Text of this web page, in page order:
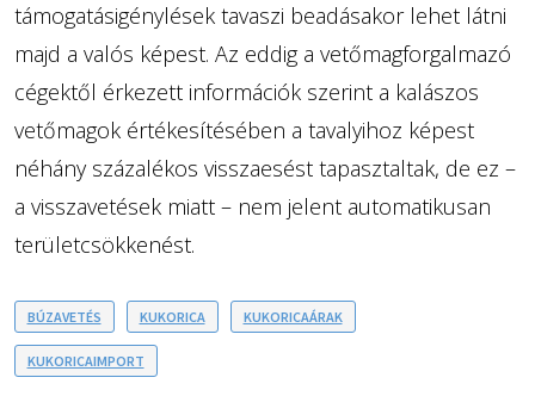
támogatásigénylések tavaszi beadásakor lehet látni
majd a valós képest. Az eddig a vetőmagforgalmazó
cégektől érkezett információk szerint a kalászos
vetőmagok értékesítésében a tavalyihoz képest
néhány százalékos visszaesést tapasztaltak, de ez –
a visszavetések miatt – nem jelent automatikusan
területcsökkenést.
BÚZAVETÉS KUKORICA KUKORICAÁRAK
KUKORICAIMPORT